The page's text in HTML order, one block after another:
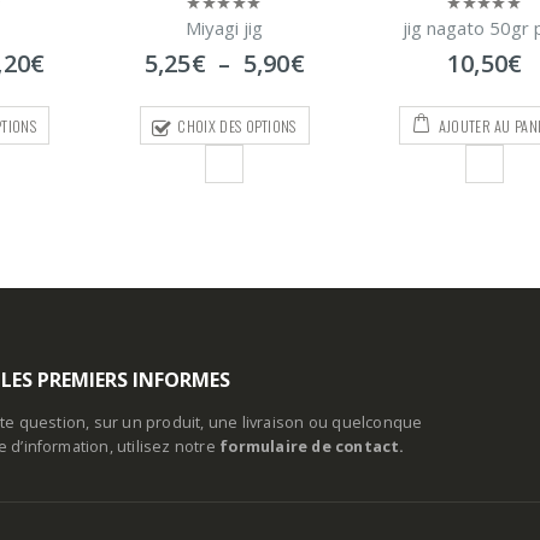
€Plage
prix :
0
sur
5
jig nagato 50gr pink
10,50€
AJOUTER AU PANIER
0
sur
5
jig udai
6,30€–7,80
CHOIX DES
PREMIERS INFORMES
question, sur un produit, une livraison ou quelconque
d’information, utilisez notre formulaire de contact.